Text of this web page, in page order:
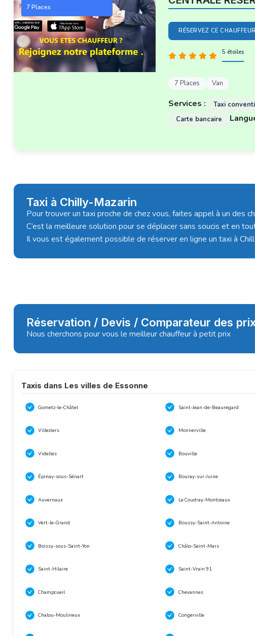
7 Places
RÉSERVEZ CE CHAUFFEUR
5 étoiles
7 Places Van
Services : Taxi
Carte bancaire
Taxi à Chilly-Mazarin
Pour trouver un taxi proche de chez vous, faites appel à un des
C’est la meilleure solution pour se déplacer sans soucis et en
Il vous est également possible de réserver en ligne un taxi à
Réservation / Devis / Comparateur des
Nous cherchons pour vous le meilleur chauffeur à petit prix
Taxis dans Les villes de Essonne
Gometz-le-Châtel Saint-Jean-de-Beauregard
Villeziers Monnerville
Videlles Bouville
Épinay-sous-Sénart Bouray-sur-Juine
Auvernaux Le Coudray-Montceaux
Vert-le-Grand Boussy-Saint-Antoine
Boissy-sous-Saint-Yon Châlo-Saint-Mars
Saint-Hilaire Saint-Vrain 91
Champcueil Chevannes
Chalou-Moulineux Congerville